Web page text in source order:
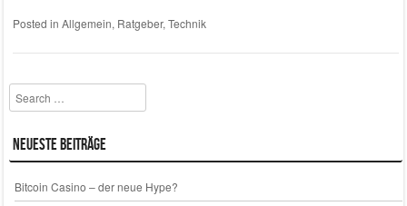
Posted in Allgemein, Ratgeber, Technik
Search
Neueste Beiträge
Bitcoin Casino – der neue Hype?